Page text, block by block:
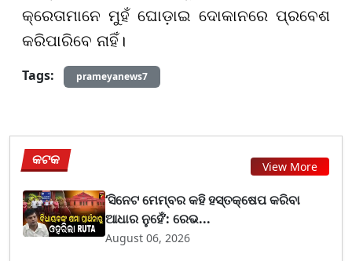
କ୍ରେତାମାନେ ମୁହଁ ଘୋଡ଼ାଇ ଦୋକାନରେ ପ୍ରବେଶ
କରିପାରିବେ ନାହିଁ।
Tags:
prameyanews7
କଟକ View More
‘ସିନେଟ ମେମ୍ବର କହି ହସ୍ତକ୍ଷେପ କରିବା
ଆଧାର ନୁହେଁ’: ରେଭ...
August 06, 2026